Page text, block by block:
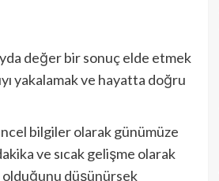
değer bir sonuç elde etmek
yakalamak ve hayatta doğru
bilgiler olarak günümüze
ve sıcak gelişme olarak
olduğunu düşünürsek